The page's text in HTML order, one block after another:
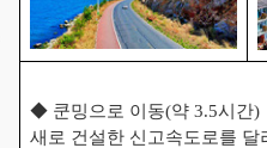
◆ 쿤밍으로 이동(약 3.5시간)
새로 건설한 신고속도로를